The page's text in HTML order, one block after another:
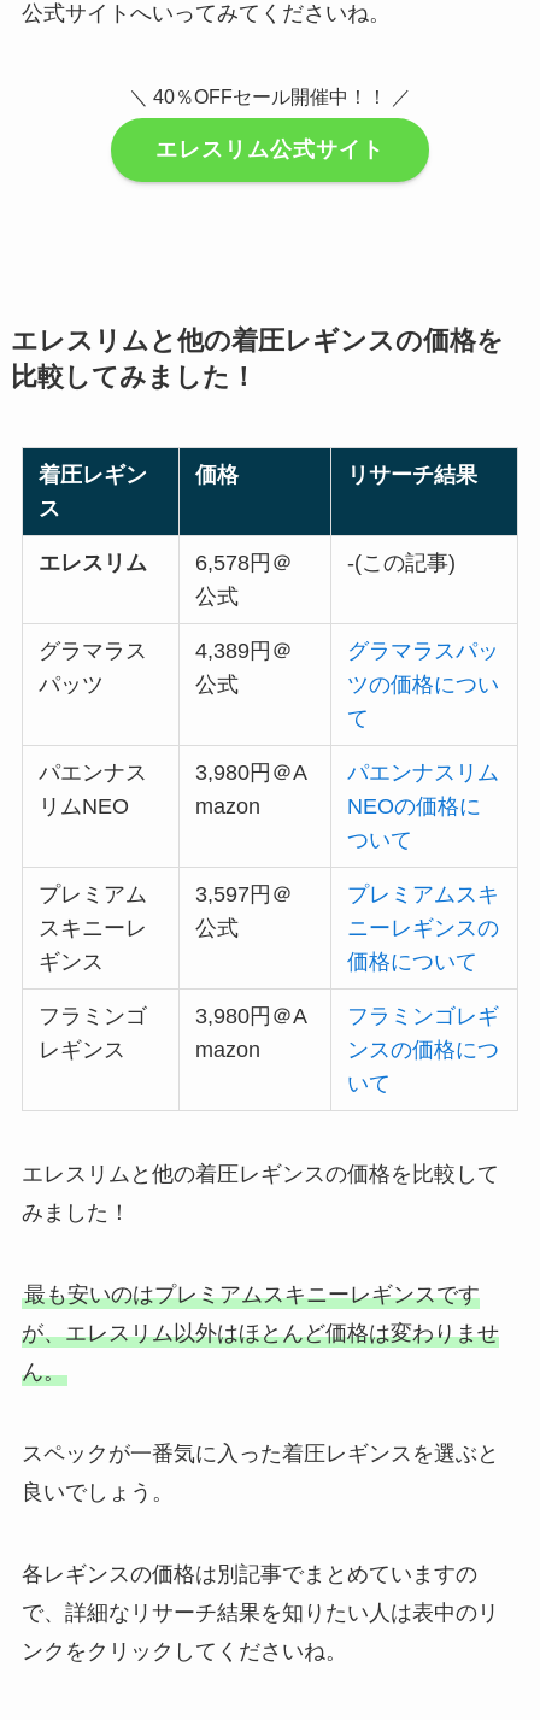
公式サイトへいってみてくださいね。
＼ 40％OFFセール開催中！！ ／
エレスリム公式サイト
エレスリムと他の着圧レギンスの価格を
比較してみました！
着圧レギン
ス
価格 リサーチ結果
エレスリム
6,578円＠
公式
-(この記事)
グラマラス
パッツ
4,389円＠
公式
グラマラスパッ
ツの価格につい
て
パエンナス
リムNEO
3,980円＠A
mazon
パエンナスリム
NEOの価格に
ついて
プレミアム
スキニーレ
ギンス
3,597円＠
公式
プレミアムスキ
ニーレギンスの
価格について
フラミンゴ
レギンス
3,980円＠A
mazon
フラミンゴレギ
ンスの価格につ
いて
エレスリムと他の着圧レギンスの価格を比較して
みました！
最も安いのはプレミアムスキニーレギンスです
が、エレスリム以外はほとんど価格は変わりませ
ん。
スペックが一番気に入った着圧レギンスを選ぶと
良いでしょう。
各レギンスの価格は別記事でまとめていますの
で、詳細なリサーチ結果を知りたい人は表中のリ
ンクをクリックしてくださいね。